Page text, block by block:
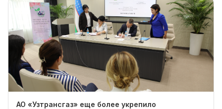
АО «Узтрансгаз» еще более укрепило